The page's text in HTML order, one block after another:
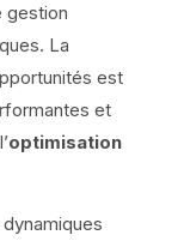
gestion
La
est
et
optimisation